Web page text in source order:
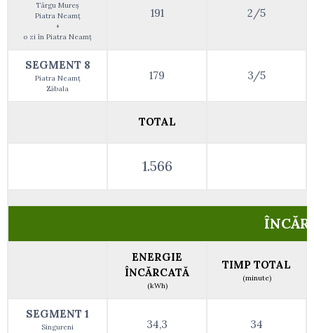
Târgu Mureș
Piatra Neamț
+
o zi în Piatra Neamț
191 2/5
SEGMENT 8
Piatra Neamț
Zăbala
179 3/5
TOTAL
1.566
ENERGIE
ÎNCĂRCATĂ
(kWh)
TIMP TOTAL
(minute)
SEGMENT 1
Singureni 34,3 34